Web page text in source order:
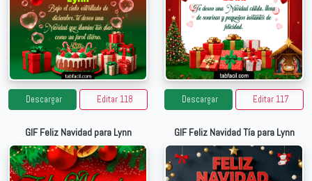
Descargar Editar 118 Descargar Editar 117
GIF Feliz Navidad para Lynn GIF Feliz Navidad Tía para Lynn